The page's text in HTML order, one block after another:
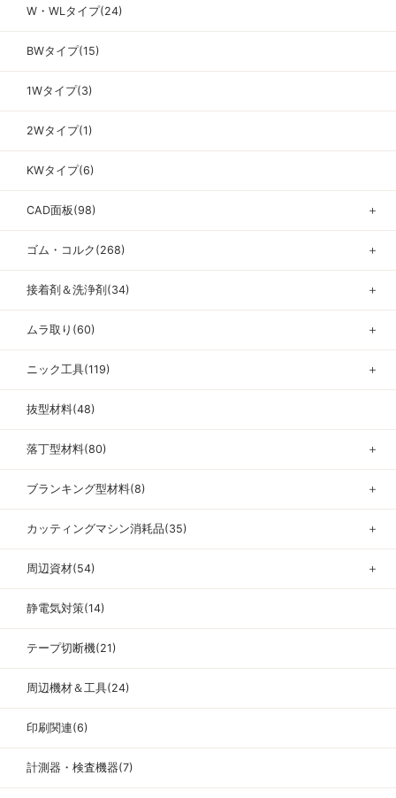
W・WLタイプ(24)
BWタイプ(15)
1Wタイプ(3)
2Wタイプ(1)
KWタイプ(6)
CAD面板(98) ＋
ゴム・コルク(268) ＋
接着剤＆洗浄剤(34) ＋
ムラ取り(60) ＋
ニック工具(119) ＋
抜型材料(48)
落丁型材料(80) ＋
ブランキング型材料(8) ＋
カッティングマシン消耗品(35) ＋
周辺資材(54) ＋
静電気対策(14)
テープ切断機(21)
周辺機材＆工具(24)
印刷関連(6)
計測器・検査機器(7)